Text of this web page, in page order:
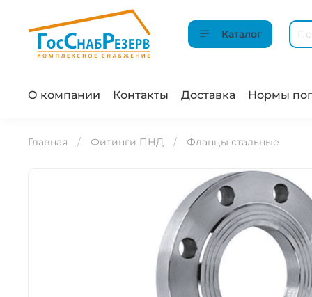
Каталог
О компании Контакты Доставка Нормы
Главная Фитинги ПНД Фланцы стальные